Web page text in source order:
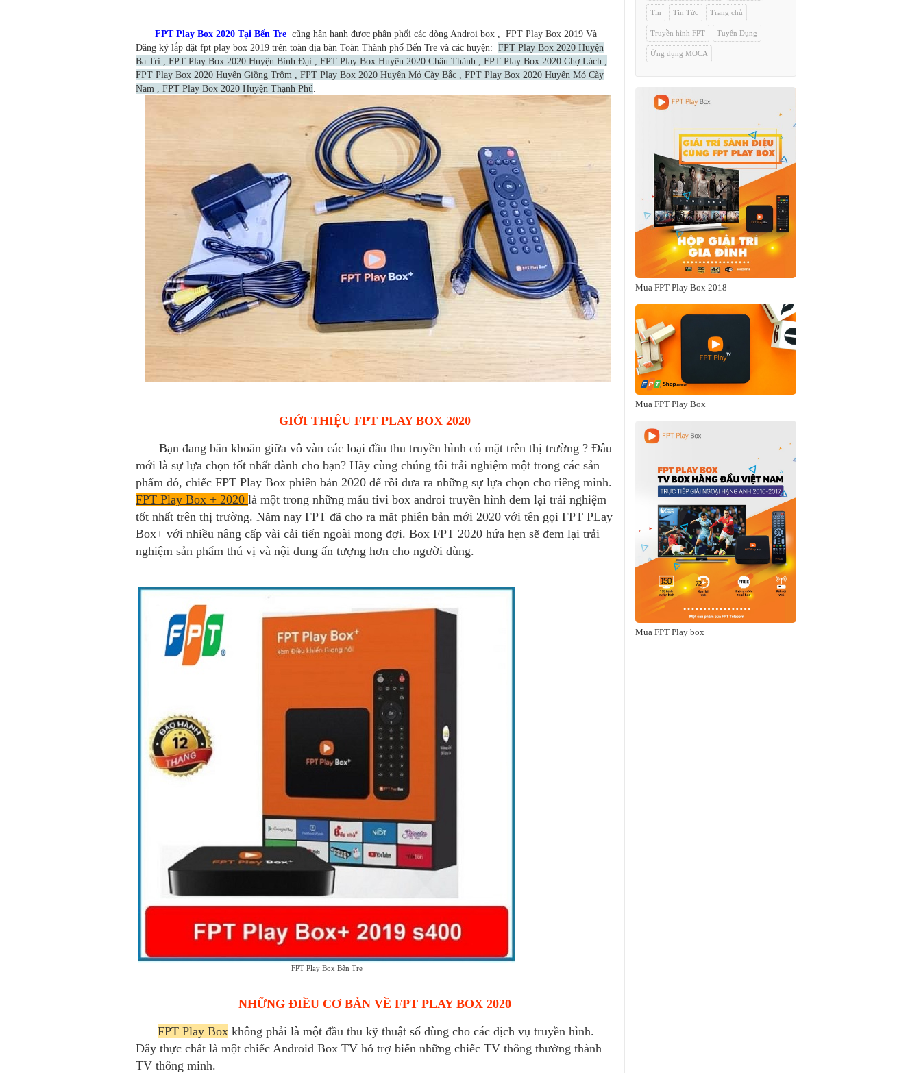
FPT Play Box 2020 Tại Bến Tre cũng hân hạnh được phân phối các dòng Androi box , FPT Play Box 2019 Và
Đăng ký lắp đặt fpt play box 2019 trên toàn địa bàn Toàn Thành phố Bến Tre và các huyện: FPT Play Box 2020 Huyện
Ba Tri , FPT Play Box 2020 Huyện Bình Đại , FPT Play Box Huyện 2020 Châu Thành , FPT Play Box 2020 Chợ Lách ,
FPT Play Box 2020 Huyện Giồng Trôm , FPT Play Box 2020 Huyện Mỏ Cày Bắc , FPT Play Box 2020 Huyện Mỏ Cày
Nam , FPT Play Box 2020 Huyện Thạnh Phú
GIỚI THIỆU FPT PLAY BOX 2020
Bạn đang băn khoăn giữa vô vàn các loại đầu thu truyền hình có mặt trên thị trường ? Đâu
mới là sự lựa chọn tốt nhất dành cho bạn? Hãy cùng chúng tôi trải nghiệm một trong các sản
phẩm đó, chiếc FPT Play Box phiên bản 2020 để rồi đưa ra những sự lựa chọn cho riêng mình.
FPT Play Box + 2020 là một trong những mẫu tivi box androi truyền hình đem lại trải nghiệm
tốt nhất trên thị trường. Năm nay FPT đã cho ra măt phiên bản mới 2020 với tên gọi FPT PLay
Box+ với nhiều nâng cấp vài cải tiến ngoài mong đợi. Box FPT 2020 hứa hẹn sẽ đem lại trải
nghiệm sản phẩm thú vị và nội dung ấn tượng hơn cho người dùng.
FPT Play Box Bến Tre
NHỮNG ĐIỀU CƠ BẢN VỀ FPT PLAY BOX 2020
FPT Play Box không phải là một đầu thu kỹ thuật số dùng cho các dịch vụ truyền hình.
Đây thực chất là một chiếc Android Box TV hỗ trợ biến những chiếc TV thông thường thành
TV thông minh.
Tin Tin Tức Trang chủ
Truyền hình FPT Tuyển Dụng
Ứng dụng MOCA
Mua FPT Play Box 2018
Mua FPT Play Box
Mua FPT Play box